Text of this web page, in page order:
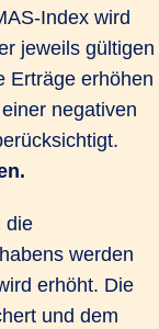
Index wird
jeweils gültigen
Erträge erhöhen
negativen
die
werden
erhöht. Die
und dem